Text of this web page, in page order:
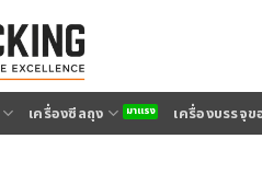
เครื่องซีลถุง เครื่องบรรจุข